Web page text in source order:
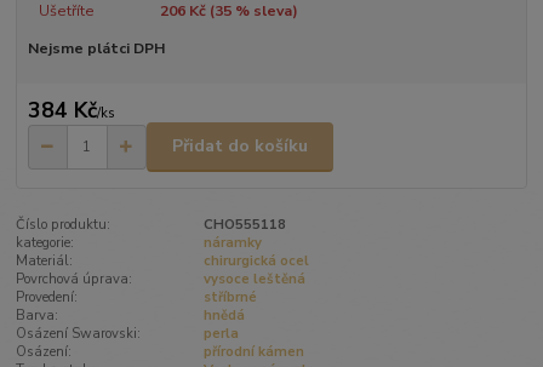
Ušetříte 206 Kč (35% sleva)
Nejsme plátci DPH
384 Kč/ks
Přidat do košíku
Číslo produktu:
CHO555118
kategorie:
náramky
Materiál:
chirurgická ocel
Povrchová úprava:
vysoce leštěná
Provedení:
stříbrné
Barva:
hnědá
Osázení Swarovski:
perla
Osázení:
přírodní kámen